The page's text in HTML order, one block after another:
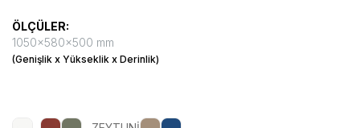
ÖLÇÜLER:
1050x580x500 mm
(Genişlik x Yükseklik x Derinlik)